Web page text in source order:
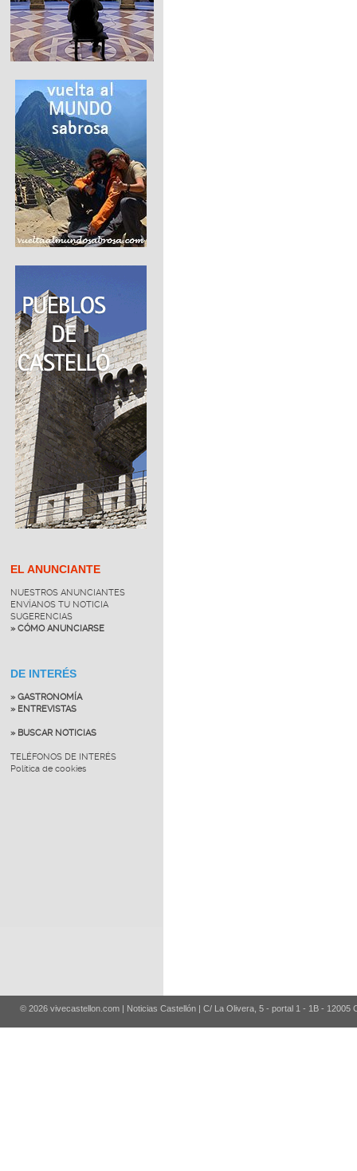
EL ANUNCIANTE
NUESTROS ANUNCIANTES
ENVÍANOS TU NOTICIA
SUGERENCIAS
» CÓMO ANUNCIARSE
DE INTERÉS
» GASTRONOMÍA
» ENTREVISTAS
» BUSCAR NOTICIAS
TELÉFONOS DE INTERÉS
Política de cookies
© 2026 vivecastellon.com | Noticias Castellón | C/ La Olivera, 5 - portal 1 - 1B - 12005